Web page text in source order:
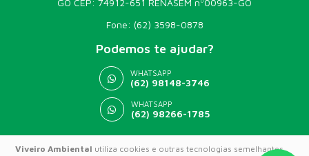
Viveiro Ambiental utiliza cookies e outras tecnologias semelhantes
GO CEP: 74912-651 RENASEM nº00963-GO
Fone: (62) 3598-0878
Podemos te ajudar?
WHATSAPP
(62) 98148-3746
WHATSAPP
(62) 98266-1785
© 2026 VIVEIRO AMBIENTAL